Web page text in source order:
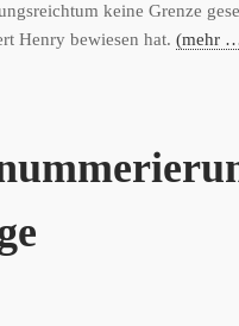
keine Grenze
Henry bewiesen hat. (mehr